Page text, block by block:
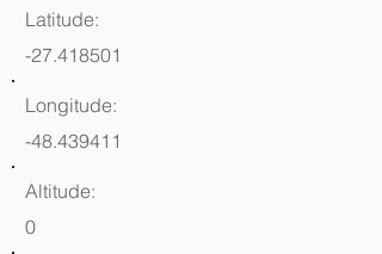
Latitude:
-27.418501
Longitude:
-48.439411
Altitude:
0